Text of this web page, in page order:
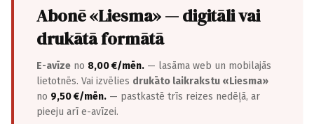
Abonē «Liesma» — digitāli vai
drukātā formātā
E-avīze no 8,00 €/mēn. — lasāma web un mobilajās
lietotnēs. Vai izvēlies drukāto laikrakstu «Liesma»
no 9,50 €/mēn. — pastkastē trīs reizes nedēļā, ar
pieeju arī e-avīzei.